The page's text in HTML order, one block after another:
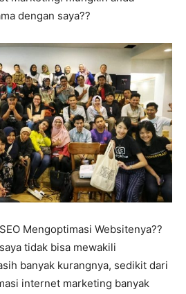
dengan saya??
Mengoptimasi Websitenya??
tidak bisa mewakili
banyak kurangnya, sedikit dari
internet marketing banyak